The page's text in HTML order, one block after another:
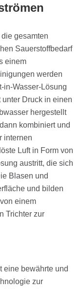
gesamten
Sauerstoffbedarf
einem
werden
in-Wasser-Lösung
Druck in einen
hergestellt
kombiniert und
internen
Luft in Form von
austritt, die sich
Blasen und
und bilden
einem
Trichter zur
eine bewährte und
zur